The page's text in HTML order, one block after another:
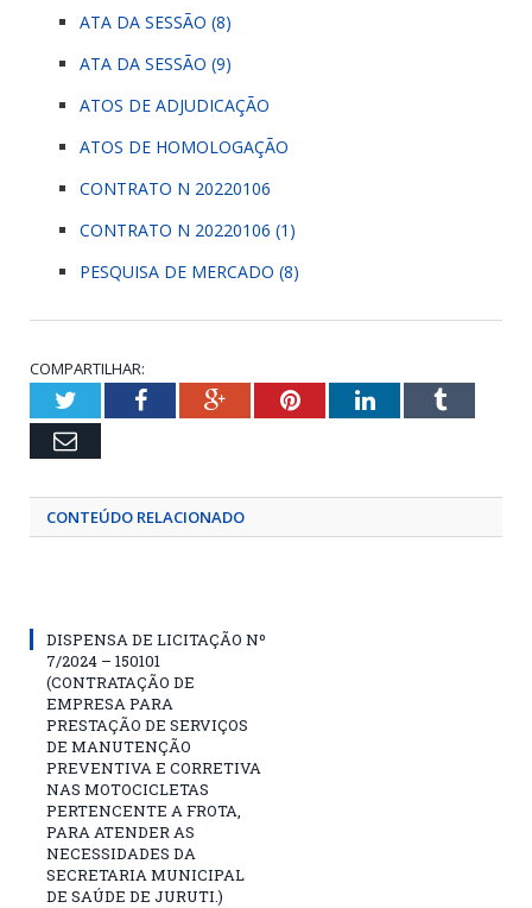
ATA DA SESSÃO (8)
ATA DA SESSÃO (9)
ATOS DE ADJUDICAÇÃO
ATOS DE HOMOLOGAÇÃO
CONTRATO N 20220106
CONTRATO N 20220106 (1)
PESQUISA DE MERCADO (8)
COMPARTILHAR:
TwitterFacebookGoogle+PinterestLinkedInTumblr
Email
CONTEÚDO RELACIONADO
DISPENSA DE LICITAÇÃO Nº
7/2024 – 150101
(CONTRATAÇÃO DE
EMPRESA PARA
PRESTAÇÃO DE SERVIÇOS
DE MANUTENÇÃO
PREVENTIVA E CORRETIVA
NAS MOTOCICLETAS
PERTENCENTE A FROTA,
PARA ATENDER AS
NECESSIDADES DA
SECRETARIA MUNICIPAL
DE SAÚDE DE JURUTI.)